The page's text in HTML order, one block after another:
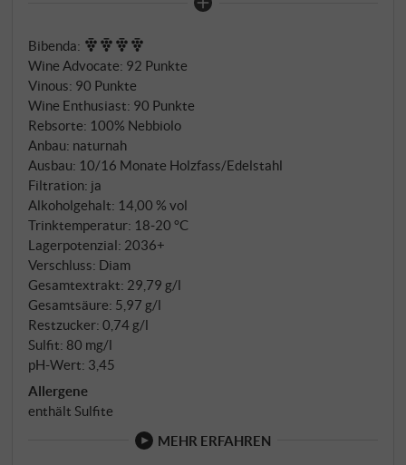
Parzellen, vinifiziert wie ein großer Barolo – aber
wird separat ausgebaut, zwei Jahre in großen
Eichenfässern gereift, dann zur Assemblage
selektiert.
Bibenda:
Wine Advocate: 92 Punkte
Vinous: 90 Punkte
Wine Enthusiast: 90 Punkte
Rebsorte: 100% Nebbiolo
Anbau: naturnah
Ausbau: 10/16 Monate Holzfass/Edelstahl
Filtration: ja
Alkoholgehalt: 14,00 % vol
Trinktemperatur: 18‑20 °C
Lagerpotenzial: 2036+
Verschluss: Diam
Gesamtextrakt: 29,79 g/l
Gesamtsäure: 5,97 g/l
Restzucker: 0,74 g/l
Sulfit: 80 mg/l
pH-Wert: 3,45
Allergene
enthält Sulfite
MEHR ERFAHREN